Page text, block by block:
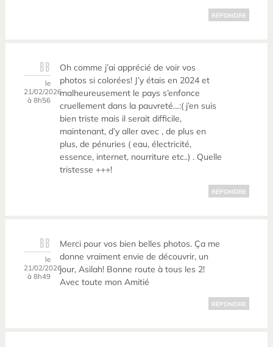
RÉPONDRE
BB
le
21/02/2026
à 8h56
Oh comme j’ai apprécié de voir vos
photos si colorées! J’y étais en 2024 et
malheureusement le pays s’enfonce
cruellement dans la pauvreté…:( j’en suis
bien triste mais il serait difficile,
maintenant, d’y aller avec , de plus en
plus, de pénuries ( eau, électricité,
essence, internet, nourriture etc..) . Quelle
tristesse +++!
RÉPONDRE
BB
le
21/02/2026
à 8h49
Merci pour vos bien belles photos. Ça me
donne vraiment envie de découvrir, un
jour, Asilah! Bonne route à tous les 2!
Avec toute mon Amitié
RÉPONDRE